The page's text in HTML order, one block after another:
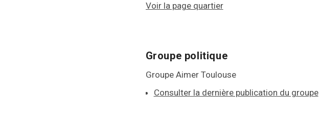
Voir la page quartier
Groupe politique
Groupe Aimer Toulouse
Consulter la dernière publication du groupe